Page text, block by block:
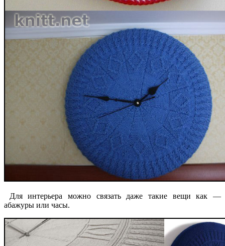
Для интерьера можно связать даже такие вещи как —
абажуры или часы.